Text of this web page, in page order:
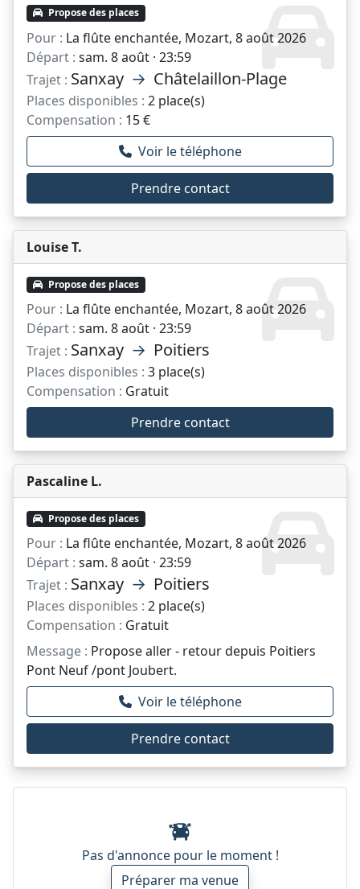
Propose des places
Pour : La flûte enchantée, Mozart, 8 août 2026
Départ : sam. 8 août · 23:59
Trajet : Sanxay → Châtelaillon-Plage
Places disponibles : 2 place(s)
Compensation : 15 €
Voir le téléphone
Prendre contact
Louise T.
Propose des places
Pour : La flûte enchantée, Mozart, 8 août 2026
Départ : sam. 8 août · 23:59
Trajet : Sanxay → Poitiers
Places disponibles : 3 place(s)
Compensation : Gratuit
Prendre contact
Pascaline L.
Propose des places
Pour : La flûte enchantée, Mozart, 8 août 2026
Départ : sam. 8 août · 23:59
Trajet : Sanxay → Poitiers
Places disponibles : 2 place(s)
Compensation : Gratuit
Message : Propose aller - retour depuis Poitiers
Pont Neuf /pont Joubert.
Voir le téléphone
Prendre contact
Pas d'annonce pour le moment !
Préparer ma venue